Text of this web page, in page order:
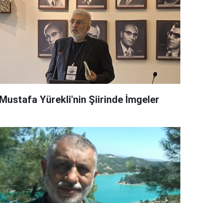
Mustafa Yürekli'nin Şiirinde İmgeler